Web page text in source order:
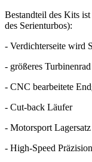
Bestandteil des Kits
des Serienturbos):
- Verdichterseite wird
- größeres
- CNC bearbeitete
- Cut-back Läufer
- Motorsport Lagersatz
- High-Speed